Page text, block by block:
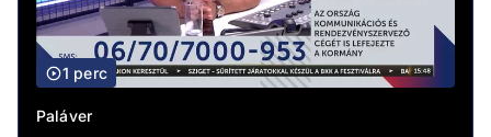
1 perc
Paláver